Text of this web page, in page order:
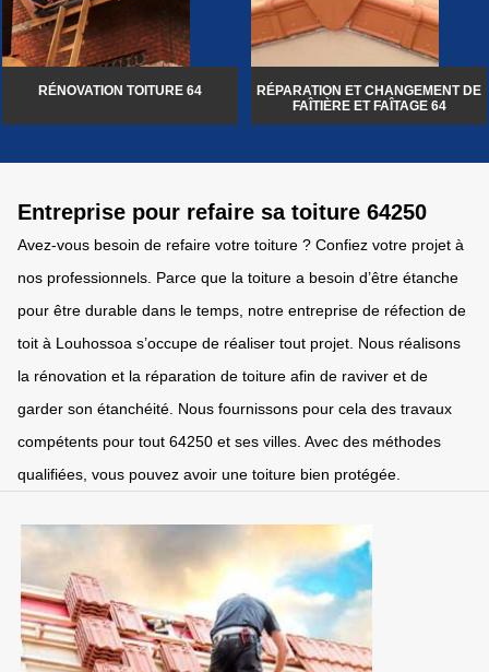
RÉNOVATION TOITURE 64
RÉPARATION ET CHANGEMENT DE
FAÎTIÈRE ET FAÎTAGE 64
Entreprise pour refaire sa toiture 64250
Avez-vous besoin de refaire votre toiture ? Confiez votre projet à
nos professionnels. Parce que la toiture a besoin d’être étanche
pour être durable dans le temps, notre entreprise de réfection de
toit à Louhossoa s’occupe de réaliser tout projet. Nous réalisons
la rénovation et la réparation de toiture afin de raviver et de
garder son étanchéité. Nous fournissons pour cela des travaux
compétents pour tout 64250 et ses villes. Avec des méthodes
qualifiées, vous pouvez avoir une toiture bien protégée.